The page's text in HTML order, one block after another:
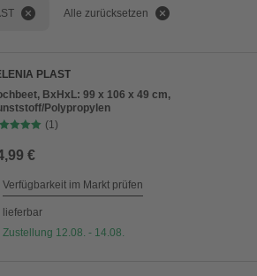
Alle zurücksetzen
PLAST
BxHxL: 99 x 106 x 49 cm,
Polypropylen
(1)
€
Verfügbarkeit im Markt prüfen
lieferbar
Zustellung 12.08. - 14.08.